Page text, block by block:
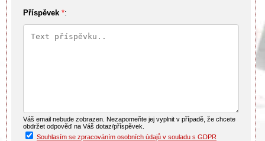
Příspěvek *:
Váš email nebude zobrazen. Nezapomeňte jej vyplnit v případě, že chcete
obdržet odpověď na Váš dotaz/příspěvek.
Souhlasím se zpracováním osobních údajů v souladu s GDPR